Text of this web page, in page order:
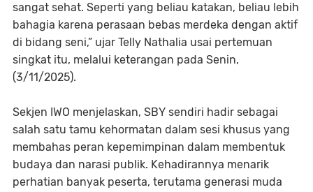
sangat sehat. Seperti yang beliau katakan, beliau lebih
bahagia karena perasaan bebas merdeka dengan aktif
di bidang seni,” ujar Telly Nathalia usai pertemuan
singkat itu, melalui keterangan pada Senin,
(3/11/2025).
Sekjen IWO menjelaskan, SBY sendiri hadir sebagai
salah satu tamu kehormatan dalam sesi khusus yang
membahas peran kepemimpinan dalam membentuk
budaya dan narasi publik. Kehadirannya menarik
perhatian banyak peserta, terutama generasi muda